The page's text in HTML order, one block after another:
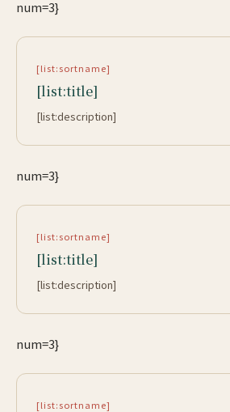
num=3}
[list:sortname]
[list:title]
[list:description]
num=3}
[list:sortname]
[list:title]
[list:description]
num=3}
[list:sortname]